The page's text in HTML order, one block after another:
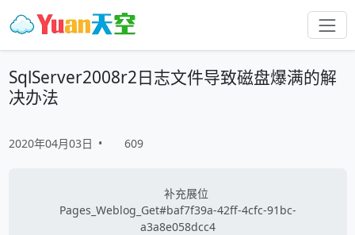
SqlServer2008r2日志文件导致磁盘爆满的解
决办法
2020年04月03日 • 609
补充展位
Pages_Weblog_Get#baf7f39a-42ff-4cfc-91bc-
a3a8e058dcc4